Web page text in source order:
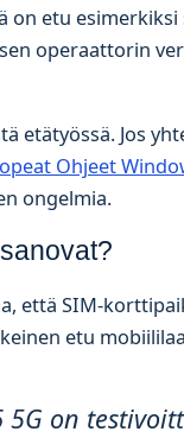
on etu
operaattorin
etätyössä. Jos
Ohjeet
ongelmia.
että SIM-
etu
5G on